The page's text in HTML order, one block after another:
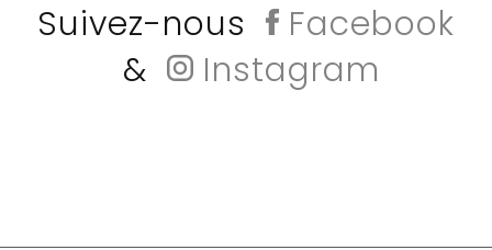
Suivez-nous
Facebook
&
Instagram